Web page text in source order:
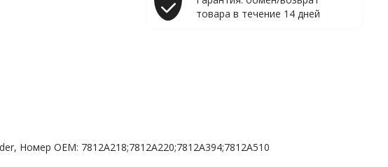
товара в течение 14 дней
Номер OEM: 7812A218;7812A220;7812A394;7812A510